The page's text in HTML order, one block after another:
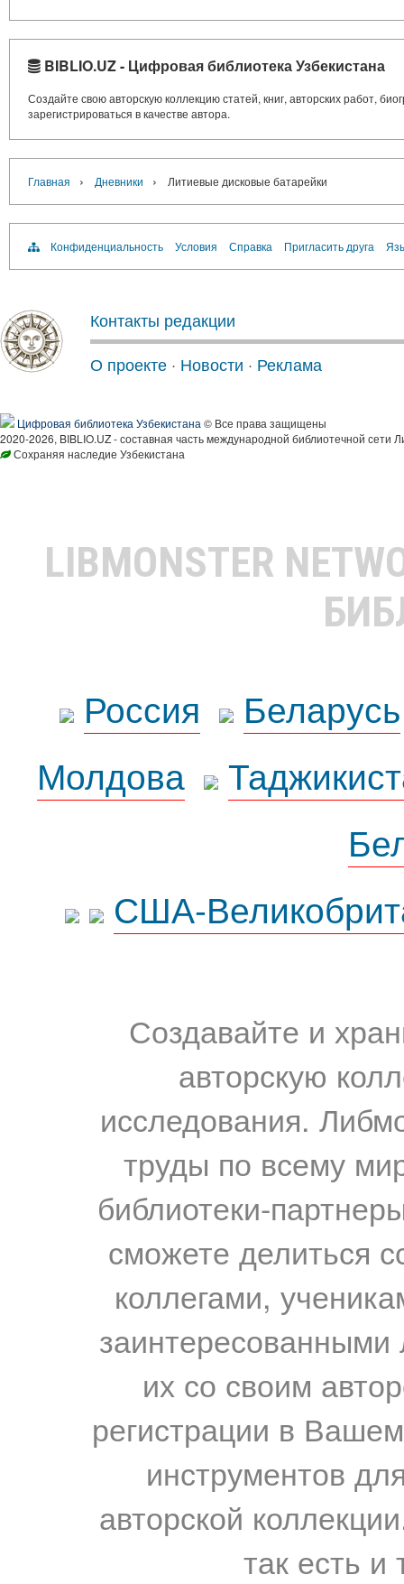
BIBLIO.UZ - Цифровая библиотека Узбекистана
Создайте свою авторскую коллекцию статей, книг, авторских работ,
зарегистрироваться в качестве автора.
Главная › Дневники › Литиевые дисковые батарейки
Конфиденциальность Условия Справка Пригласить друга
Контакты редакции
О проекте · Новости · Реклама
Цифровая библиотека Узбекистана © Все права защищены
2020-2026, BIBLIO.UZ - составная часть международной библиотечной сети
Сохраняя наследие Узбекистана
LIBMONSTER
Россия
Беларусь
Молдова
США-
Создавайте и
авторскую
исследования.
труды по всему
библиотеки-
сможете делиться
коллегами,
их со своим
регистрации в
инструментов
авторской
так есть и